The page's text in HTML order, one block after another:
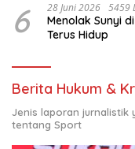
6 28 Juni 2026 5459
Menolak Sunyi
Terus Hidup
Berita Hukum &
Jenis laporan jurnalistik
tentang Sport